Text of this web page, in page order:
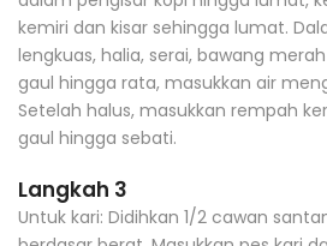
kemiri dan kisar sehingga lumat.
lengkuas, halia, serai, bawang
gaul hingga rata, masukkan air
Setelah halus, masukkan rempah
gaul hingga sebati.
Langkah 3
Untuk kari: Didihkan 1/2 cawan
berdasar berat. Masukkan pes kari